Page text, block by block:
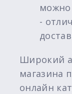
можно
-
Широкий
магазина
онлайн